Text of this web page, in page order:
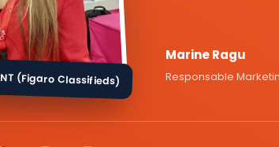
(Figaro Classifieds)
Marine Ragu
Responsable